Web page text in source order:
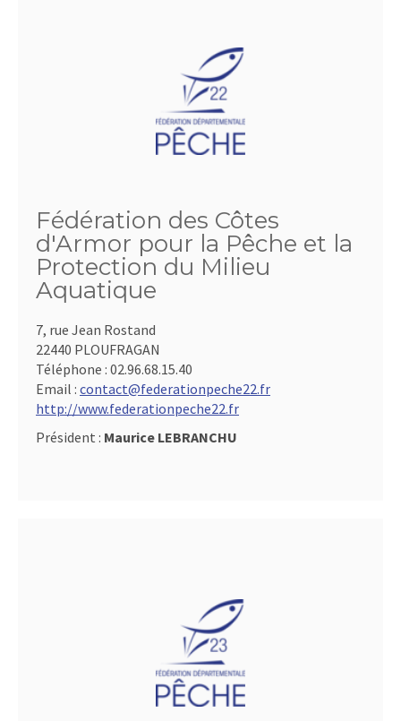
Fédération des Côtes
d'Armor pour la Pêche et la
Protection du Milieu
Aquatique
7, rue Jean Rostand
22440 PLOUFRAGAN
Téléphone : 02.96.68.15.40
Email : contact@federationpeche22.fr
http://www.federationpeche22.fr
Président : Maurice LEBRANCHU